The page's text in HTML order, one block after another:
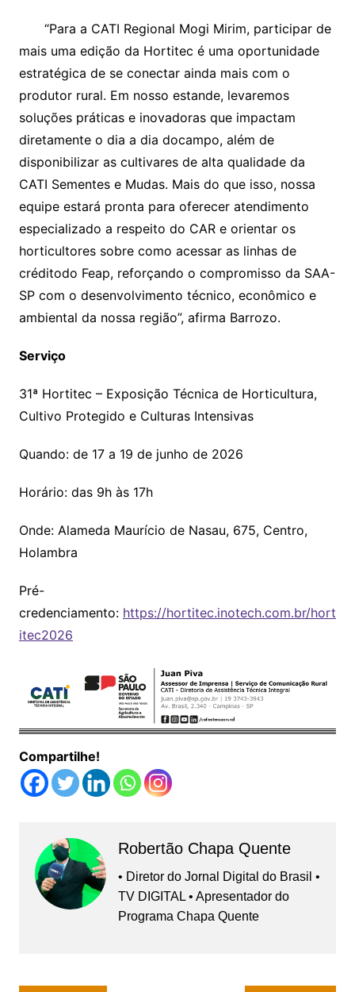
“Para a CATI Regional Mogi Mirim, participar de
mais uma edição da Hortitec é uma oportunidade
estratégica de se conectar ainda mais com o
produtor rural. Em nosso estande, levaremos
soluções práticas e inovadoras que impactam
diretamente o dia a dia docampo, além de
disponibilizar as cultivares de alta qualidade da
CATI Sementes e Mudas. Mais do que isso, nossa
equipe estará pronta para oferecer atendimento
especializado a respeito do CAR e orientar os
horticultores sobre como acessar as linhas de
créditodo Feap, reforçando o compromisso da SAA-
SP com o desenvolvimento técnico, econômico e
ambiental da nossa região”, afirma Barrozo.
Serviço
31ª Hortitec – Exposição Técnica de Horticultura,
Cultivo Protegido e Culturas Intensivas
Quando: de 17 a 19 de junho de 2026
Horário: das 9h às 17h
Onde: Alameda Maurício de Nasau, 675, Centro,
Holambra
Pré-
credenciamento: https://hortitec.inotech.com.br/hort
itec2026
Compartilhe!
Robertão Chapa Quente
• Diretor do Jornal Digital do Brasil •
TV DIGITAL • Apresentador do
Programa Chapa Quente